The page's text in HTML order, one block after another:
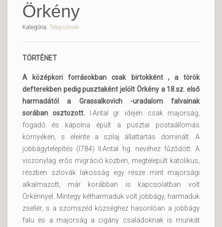
Örkény
Kategória: Települések
TÖRTÉNET
A középkori forrásokban csak birtokként , a török
defterekben pedig pusztaként jelölt Örkény a 18.sz. első
harmadától a Grassalkovich -uradalom falvainak
sorában osztozott. I.Antal gr. idején csak majorság,
fogadó és kápolna épült a pusztai postaállomás
környékén, s eleinte a szilaj állattartás dominált. A
jobbágytelepítés (l784) II.Antal hg. nevéhez fűződött. A
viszonylag erős migráció közben, megtelepült katolikus,
részben szlovák lakosság egy része mint majorsági
alkalmazott, már korábban is kapcsolatban volt
Örkénnyel. Mintegy kétharmaduk volt jobbágy, harmaduk
zsellér, s a szomszéd községhez hasonlóan a jobbágy
falu és a majorság a cigány családoknak is munkát